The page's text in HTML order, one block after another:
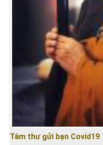
Tâm thư gửi bạn Covid19